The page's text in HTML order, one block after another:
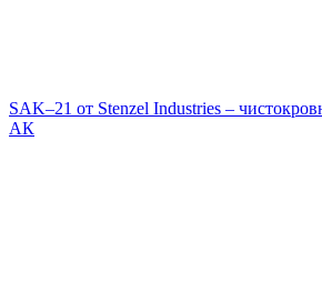
SAK–21 от Stenzel Industries –
АК